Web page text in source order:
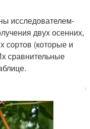
исследователем-
двух осенних,
сортов (которые и
сравнительные